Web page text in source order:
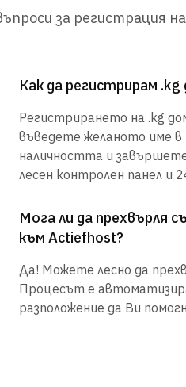
за регистрация
Как да регистрирам .kg
Регистрирането на .kg
въведете желаното име
наличността и
лесен контролен панел и
Мога ли да прехвърля
към Actiefhost?
Да! Можете лесно да
Процесът е
разположение да Ви